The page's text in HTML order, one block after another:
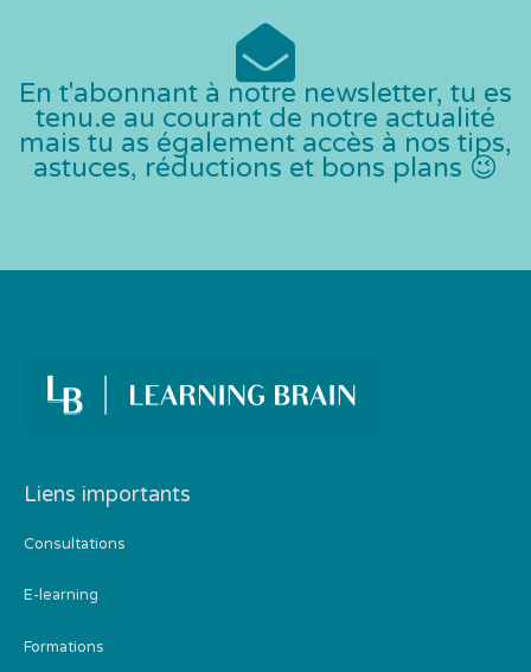
En t'abonnant à notre newsletter, tu es
tenu.e au courant de notre actualité
mais tu as également accès à nos tips,
astuces, réductions et bons plans 😉
Liens importants
Consultations
E-learning
Formations